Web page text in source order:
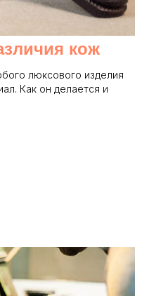
кож
люксового изделия
Как он делается и